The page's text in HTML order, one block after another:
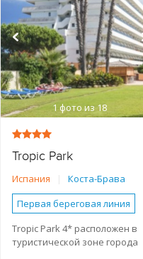
1 фото из 18
Tropic Park
Испания
Коста-Брава
Первая береговая линия
До 100 м от моря
Наличие туристической
Tropic Park 4* расположен в
туристической зоне города